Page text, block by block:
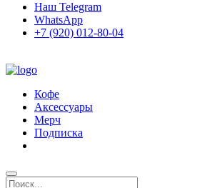
Наш Telegram
WhatsApp
+7 (920) 012-80-04
Кофе
Аксессуары
Мерч
Подписка